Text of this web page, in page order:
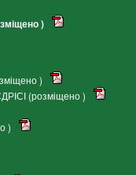
)
)
(розміщено )
)